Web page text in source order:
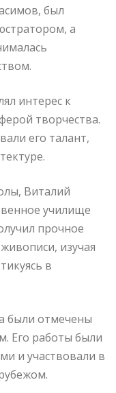
был
а
интерес к
творчества.
его талант,
Виталий
училище
прочное
изучая
в
были отмечены
Его работы были
и участвовали в